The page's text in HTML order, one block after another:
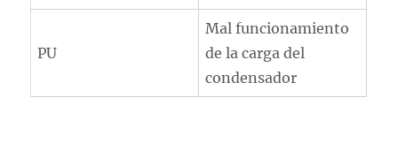
PU
Mal funcionamiento
de la carga del
condensador